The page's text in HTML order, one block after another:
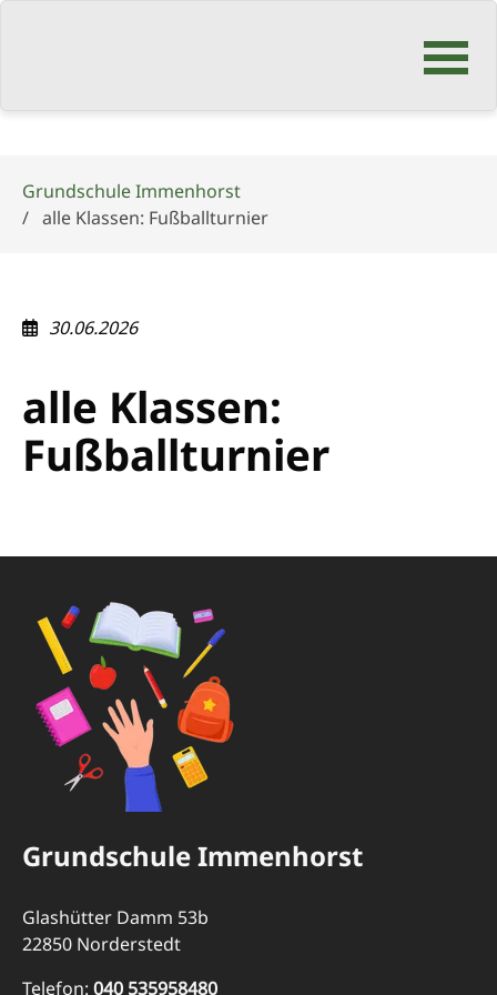
Navigation
Grundschule Immenhorst
alle Klassen: Fußballturnier
30.06.2026
alle Klassen:
Fußballturnier
Grundschule Immenhorst
Glashütter Damm 53b
22850 Norderstedt
Telefon: 040 535958480